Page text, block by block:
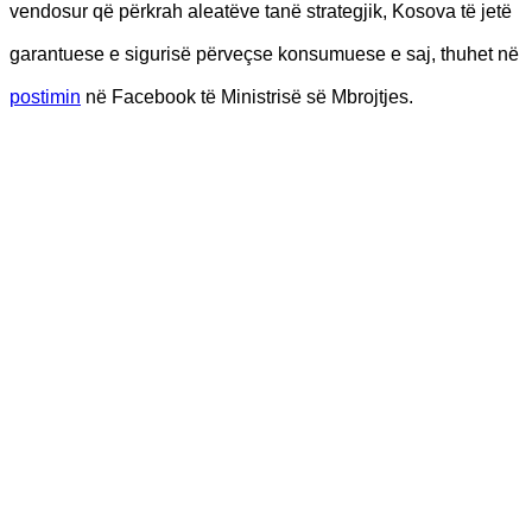
vendosur që përkrah aleatëve tanë strategjik, Kosova të jetë
garantuese e sigurisë përveçse konsumuese e saj, thuhet në
postimin në Facebook të Ministrisë së Mbrojtjes.